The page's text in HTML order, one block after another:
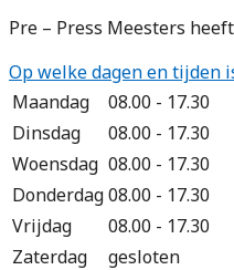
Pre – Press Meesters
Op welke dagen en tijden
Maandag
08.00 - 17.30
Dinsdag
08.00 - 17.30
Woensdag 08.00 - 17.30
Donderdag08.00 - 17.30
Vrijdag
08.00 - 17.30
Zaterdag
gesloten